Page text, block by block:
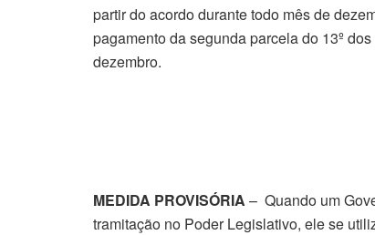
partir do acordo durante todo mês de
pagamento da segunda parcela do 13º
dezembro.
MEDIDA PROVISÓRIA – Quando um
tramitação no Poder Legislativo, ele se